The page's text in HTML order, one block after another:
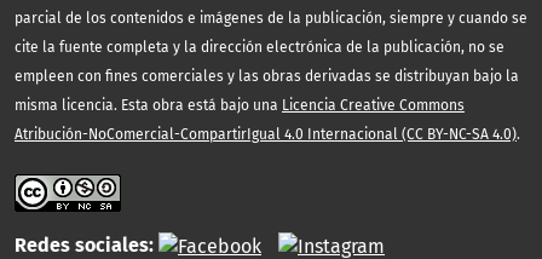
parcial de los contenidos e imágenes de la publicación, siempre y cuando se
cite la fuente completa y la dirección electrónica de la publicación, no se
empleen con fines comerciales y las obras derivadas se distribuyan bajo la
misma licencia. Esta obra está bajo una Licencia Creative Commons
Atribución-NoComercial-CompartirIgual 4.0 Internacional (CC BY-NC-SA 4.0).
Redes sociales: